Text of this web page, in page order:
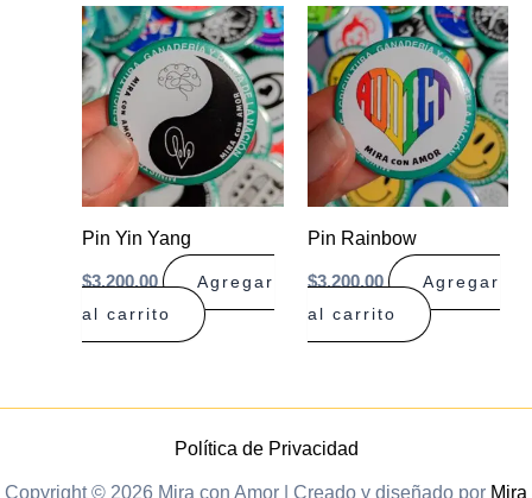
Pin Yin Yang
$3.200,00
Agregar
al carrito
Pin Rainbow
$3.200,00
Agregar
al carrito
Política de Privacidad
Copyright © 2026 Mira con Amor | Creado y diseñado por Mira